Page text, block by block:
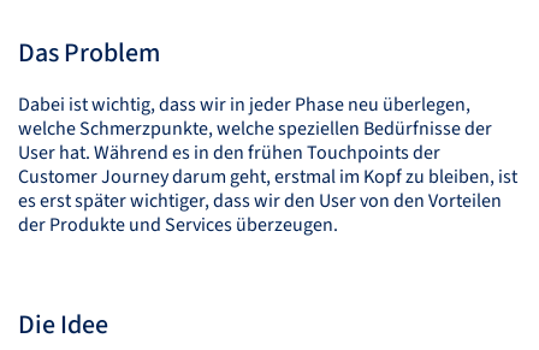
Das Problem
Dabei ist wichtig, dass wir in jeder Phase neu überlegen,
welche Schmerzpunkte, welche speziellen Bedürfnisse der
User hat. Während es in den frühen Touchpoints der
Customer Journey darum geht, erstmal im Kopf zu bleiben, ist
es erst später wichtiger, dass wir den User von den Vorteilen
der Produkte und Services überzeugen.
Die Idee